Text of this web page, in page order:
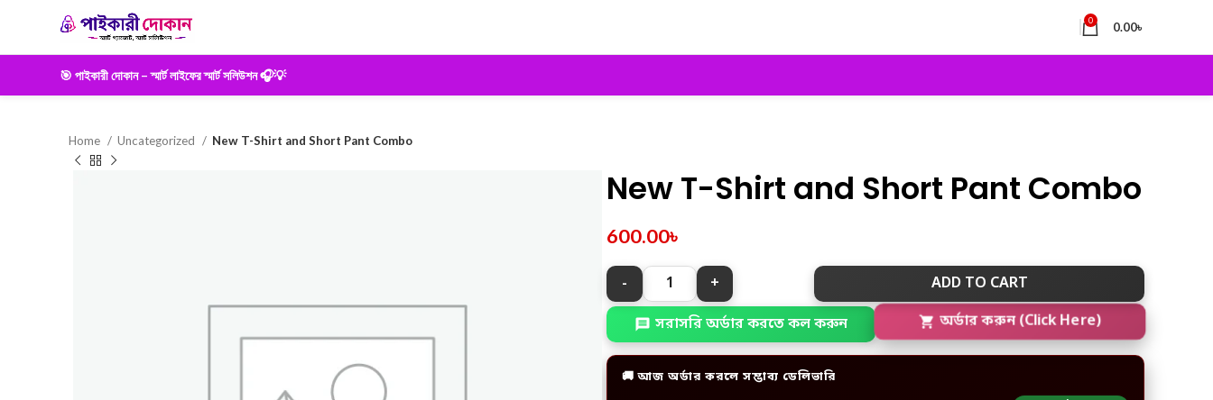
0 0.00৳
🎯 পাইকারী দোকান – স্মার্ট লাইফের স্মার্ট সলিউশন 🎧💡
Home Uncategorized New T-Shirt and Short Pant Combo
New T-Shirt and Short Pant Combo
600.00৳
ADD TO CART
সরাসরি অর্ডার করতে কল করুন অর্ডার করুন (Click Here)
🚚 আজ অর্ডার করলে সম্ভাব্য ডেলিভারি